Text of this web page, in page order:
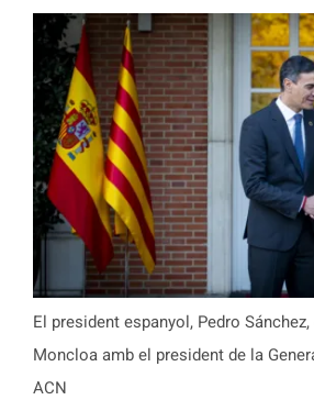
El president espanyol, Pedro
Moncloa amb el president de la
ACN